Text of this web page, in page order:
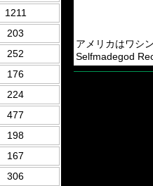
1211
203
252
176
224
477
198
167
306
アメリカはワシ
Selfmadegod